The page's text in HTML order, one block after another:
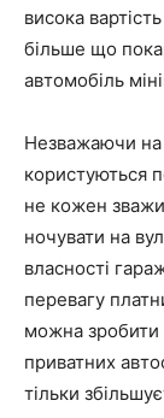
висока
більше що
автомобіль
Незважаючи на
користуються
не кожен
ночувати на
власності
перевагу
можна зробити
приватних
тільки